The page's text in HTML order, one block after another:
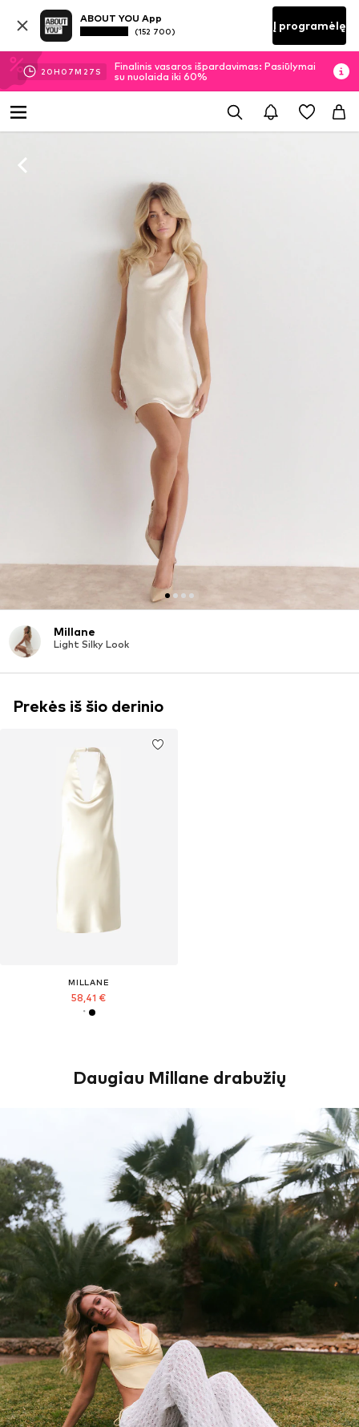
ABOUT YOU App
(152 700) Į programėlę
20H 07M 26 S
Finalinis vasaros išpardavimas: Pasiūlymai
su nuolaida iki 60%
Millane
Light Silky Look
Prekės iš šio derinio
MILLANE
58,41 €
Daugiau Millane drabužių